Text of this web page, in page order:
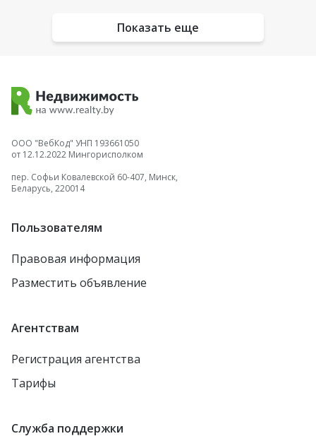
Показать еще
ООО "ВебКод" УНП 193661050
от 12.12.2022 Мингорисполком
пер. Софьи Ковалевской 60-407, Минск,
Беларусь, 220014
Пользователям
Правовая информация
Разместить объявление
Агентствам
Регистрация агентства
Тарифы
Служба поддержки